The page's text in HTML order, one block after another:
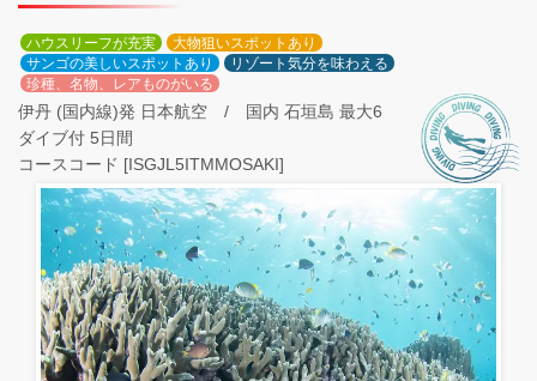
ハウスリーフが充実
大物狙いスポットあり
サンゴの美しいスポットあり
リゾート気分を味わえる
珍種、名物、レアものがいる
伊丹 (国内線)発 日本航空 / 国内 石垣島 最大6
ダイブ付 5日間
コースコード [ISGJL5ITMMOSAKI]